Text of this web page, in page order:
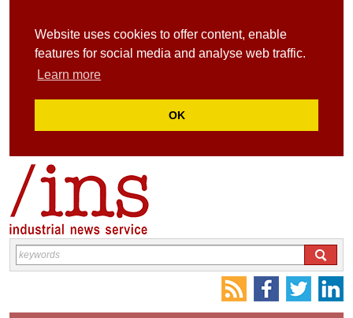
Website uses cookies to offer content, enable
features for social media and analyse web traffic.
Learn more
OK